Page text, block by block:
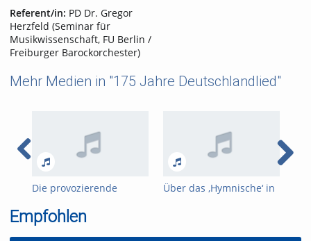
Referent/in: PD Dr. Gregor
Herzfeld (Seminar für
Musikwissenschaft, FU Berlin /
Freiburger Barockorchester)
Mehr Medien in "175 Jahre Deutschlandlied"
Die provozierende
Deutschen“ – Geschichte
und Legenden
Über das ‚Hymnische‘ in
Empfohlen